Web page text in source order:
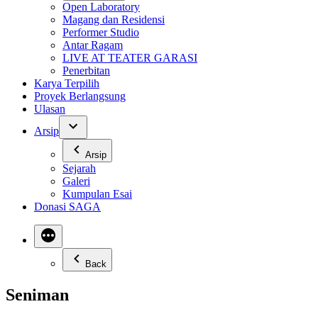
Open Laboratory
Magang dan Residensi
Performer Studio
Antar Ragam
LIVE AT TEATER GARASI
Penerbitan
Karya Terpilih
Proyek Berlangsung
Ulasan
Arsip
Arsip
Sejarah
Galeri
Kumpulan Esai
Donasi SAGA
Back
Seniman